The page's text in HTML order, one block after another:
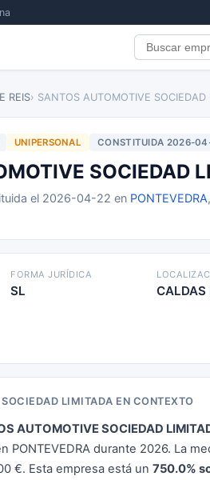
REIS› SANTOS AUTOMOTIVE SOCIEDAD
UNIPERSONAL CONSTITUIDA 2026-
SOCIEDAD
el 2026-04-22 en PONTEVEDRA,
FORMA JURÍDICA
SL CALDAS
LIMITADA EN CONTEXTO
AUTOMOTIVE SOCIEDAD
PONTEVEDRA durante 2026. La
€. Esta empresa está un 750.0%